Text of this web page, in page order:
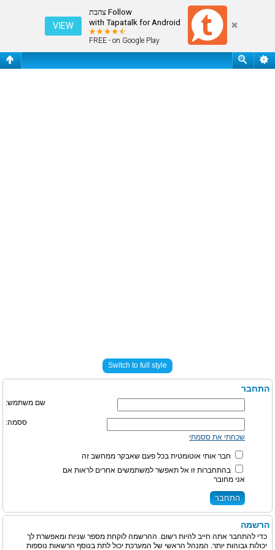
Follow צהבת
with Tapatalk for Android
FREE - on Google Play
VIEW
התחבר
Switch to full style
התחבר
שם משתמש:
ססמה:
שכחתי את ססמתי
חבר אותי אוטומטית בכל פעם שאבקר ממחשב זה
בהתחברות זו אל תאפשר למשתמשים אחרים לראות אם
אני מחובר
הרשמה
כדי להתחבר אתה חייב להיות רשום. ההרשמה לוקחת מספר שניות ומאפשרת לך
יכולות גבוהות יותר. המנהל הראשי של המערכת יכול לתת בנוסף הרשאות נוספות